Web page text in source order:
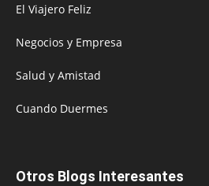
El Viajero Feliz
Negocios y Empresa
Salud y Amistad
Cuando Duermes
Otros Blogs Interesantes